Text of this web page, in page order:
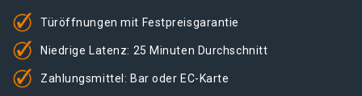
Türöffnungen mit Festpreisgarantie
Niedrige Latenz: 25 Minuten Durchschnitt
Zahlungsmittel: Bar oder EC-Karte